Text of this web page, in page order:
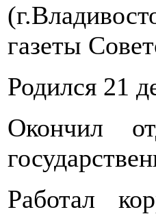
газеты
Родился 21
Окончил
Работал